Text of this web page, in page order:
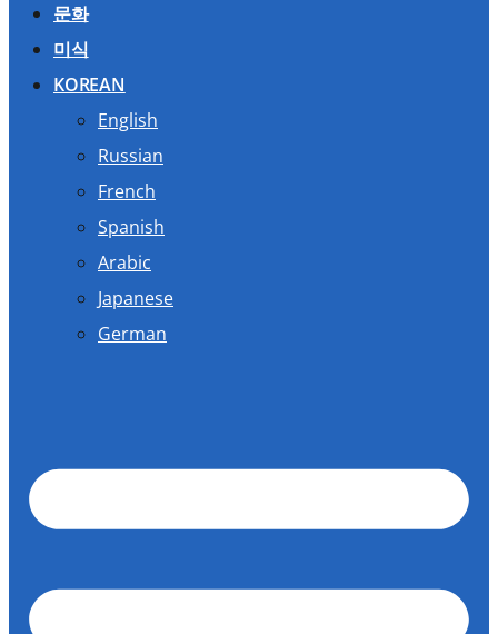
문화
미식
KOREAN
English
Russian
French
Spanish
Arabic
Japanese
German